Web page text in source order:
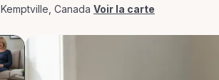
Kemptville, Canada Voir la carte